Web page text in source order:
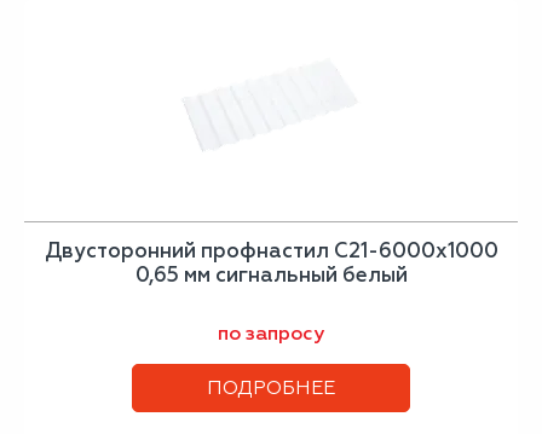
Двусторонний профнастил С21-6000х1000
0,65 мм сигнальный белый
по запросу
ПОДРОБНЕЕ